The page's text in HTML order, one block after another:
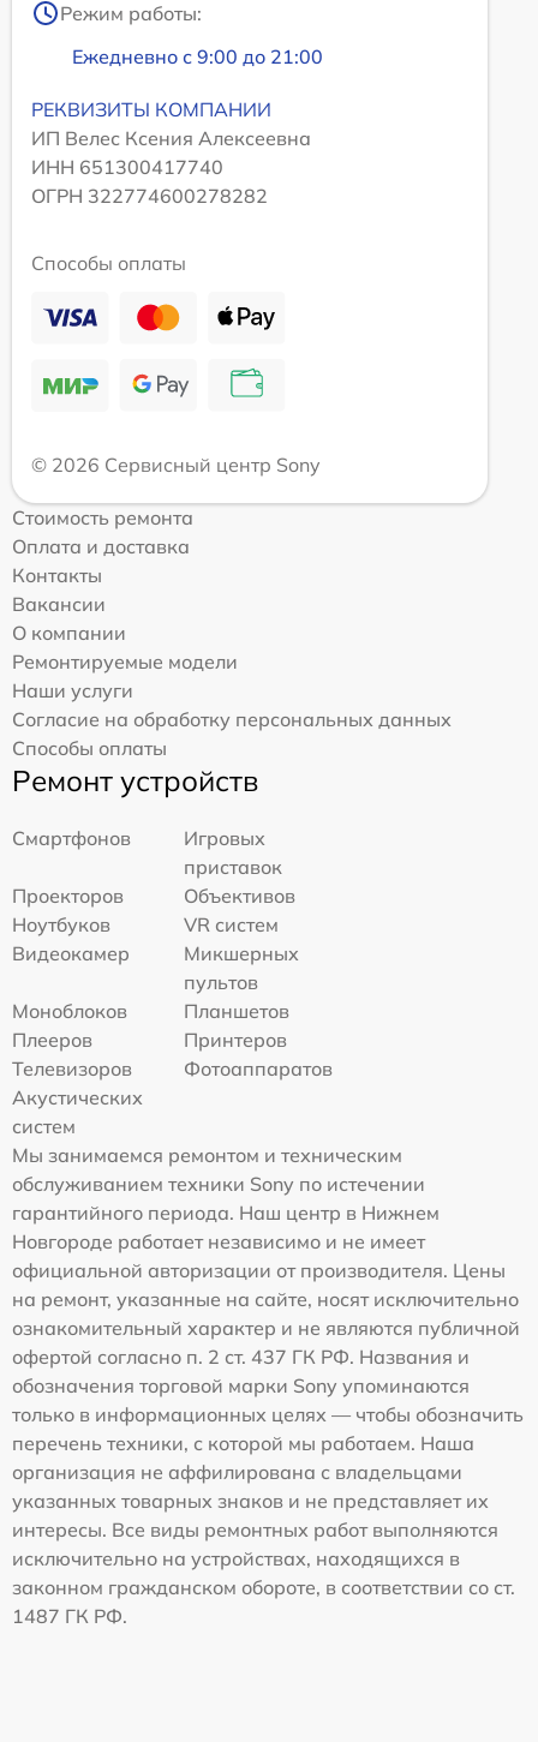
Режим работы:
Ежедневно с 9:00 до 21:00
РЕКВИЗИТЫ КОМПАНИИ
ИП Велес Ксения Алексеевна
ИНН 651300417740
ОГРН 322774600278282
Способы оплаты
© 2026 Сервисный центр Sony
Стоимость ремонта
Оплата и доставка
Контакты
Вакансии
О компании
Ремонтируемые модели
Наши услуги
Согласие на обработку персональных данных
Способы оплаты
Ремонт устройств
Смартфонов
Игровых
приставок
Проекторов
Объективов
Ноутбуков
VR систем
Видеокамер
Микшерных
пультов
Моноблоков
Планшетов
Плееров
Принтеров
Телевизоров
Фотоаппаратов
Акустических
систем
Мы занимаемся ремонтом и техническим
обслуживанием техники Sony по истечении
гарантийного периода. Наш центр в Нижнем
Новгороде работает независимо и не имеет
официальной авторизации от производителя. Цены
на ремонт, указанные на сайте, носят исключительно
ознакомительный характер и не являются публичной
офертой согласно п. 2 ст. 437 ГК РФ. Названия и
обозначения торговой марки Sony упоминаются
только в информационных целях — чтобы обозначить
перечень техники, с которой мы работаем. Наша
организация не аффилирована с владельцами
указанных товарных знаков и не представляет их
интересы. Все виды ремонтных работ выполняются
исключительно на устройствах, находящихся в
законном гражданском обороте, в соответствии со ст.
1487 ГК РФ.